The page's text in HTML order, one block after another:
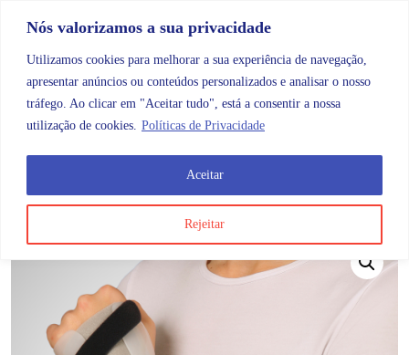
Nós valorizamos a sua privacidade
Utilizamos cookies para melhorar a sua experiência de navegação,
apresentar anúncios ou conteúdos personalizados e analisar o nosso
tráfego. Ao clicar em "Aceitar tudo", está a consentir a nossa
utilização de cookies. Políticas de Privacidade
Rejeitar
Aceitar
Categorias
Tala